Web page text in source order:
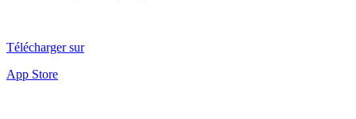
Télécharger sur
App Store